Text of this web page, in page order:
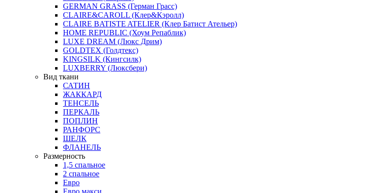
GERMAN GRASS (Герман Грасс)
CLAIRE&CAROLL (Клер&Кэролл)
CLAIRE BATISTE ATELIER (Клер Батист Ательер)
HOME REPUBLIC (Хоум Репаблик)
LUXE DREAM (Люкс Дрим)
GOLDTEX (Голдтекс)
KINGSILK (Кингсилк)
LUXBERRY (Люксбери)
Вид ткани
САТИН
ЖАККАРД
ТЕНСЕЛЬ
ПЕРКАЛЬ
ПОПЛИН
РАНФОРС
ШЕЛК
ФЛАНЕЛЬ
Размерность
1,5 спальное
2 спальное
Евро
Евро макси